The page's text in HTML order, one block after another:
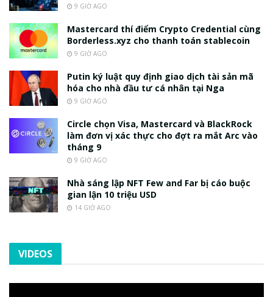
9 GIỜ AGO
Mastercard thí điểm Crypto Credential cùng
Borderless.xyz cho thanh toán stablecoin
9 GIỜ AGO
Putin ký luật quy định giao dịch tài sản mã
hóa cho nhà đầu tư cá nhân tại Nga
9 GIỜ AGO
Circle chọn Visa, Mastercard và BlackRock
làm đơn vị xác thực cho đợt ra mắt Arc vào
tháng 9
9 GIỜ AGO
Nhà sáng lập NFT Few and Far bị cáo buộc
gian lận 10 triệu USD
14 GIỜ AGO
VIDEOS